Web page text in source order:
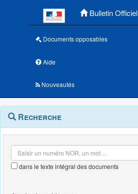
Bulletin Officiel
Documents opposables
Aide
Nouveautés
Navigation
outils
Menu
contextuel
Recherche
dans le texte intégral des documents